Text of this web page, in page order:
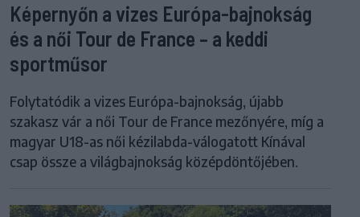
Képernyőn a vizes Európa-bajnokság
és a női Tour de France – a keddi
sportműsor
Folytatódik a vizes Európa-bajnokság, újabb
szakasz vár a női Tour de France mezőnyére, míg a
magyar U18-as női kézilabda-válogatott Kínával
csap össze a világbajnokság középdöntőjében.